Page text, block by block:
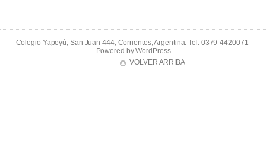
Colegio Yapeyú, San Juan 444, Corrientes, Argentina. Tel: 0379-4420071 -
Powered byWordPress.
VOLVER ARRIBA